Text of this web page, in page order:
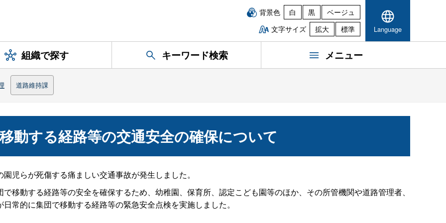
背景色 白 黒
ベージュ
文字サイズ
拡大 標準 Language
組織で探す キーワード検索 メニュー
道路維持課
動する経路等の交通安全の確保について
児らが死傷する痛ましい交通事故が発生しました。
移動する経路等の安全を確保するため、幼稚園、保育所、認定こども園等のほか、その所管機関や道路管理者、
常的に集団で移動する経路等の緊急安全点検を実施しました。